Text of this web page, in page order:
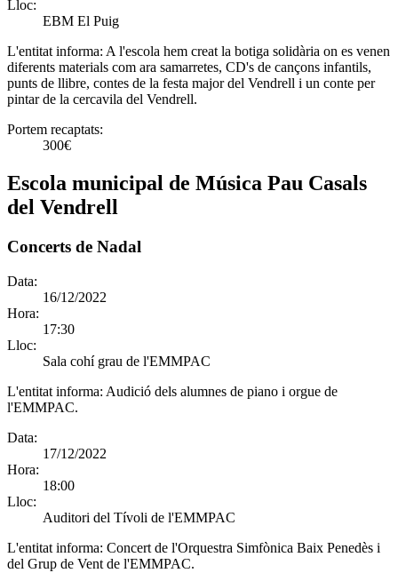
Lloc:
EBM El Puig
L'entitat informa: A l'escola hem creat la botiga solidària on es venen
diferents materials com ara samarretes, CD's de cançons infantils,
punts de llibre, contes de la festa major del Vendrell i un conte per
pintar de la cercavila del Vendrell.
Portem recaptats:
300€
Escola municipal de Música Pau Casals
del Vendrell
Concerts de Nadal
Data:
16/12/2022
Hora:
17:30
Lloc:
Sala cohí grau de l'EMMPAC
L'entitat informa: Audició dels alumnes de piano i orgue de
l'EMMPAC.
Data:
17/12/2022
Hora:
18:00
Lloc:
Auditori del Tívoli de l'EMMPAC
L'entitat informa: Concert de l'Orquestra Simfònica Baix Penedès i
del Grup de Vent de l'EMMPAC.